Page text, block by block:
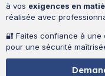
à vos exigences en
réalisée avec
🔐 Faites confiance à
pour une sécurité